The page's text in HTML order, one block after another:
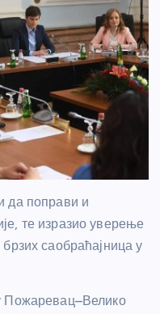
да поправи и
те изразио уверење
саобраћајница у
Пожаревац–Велико